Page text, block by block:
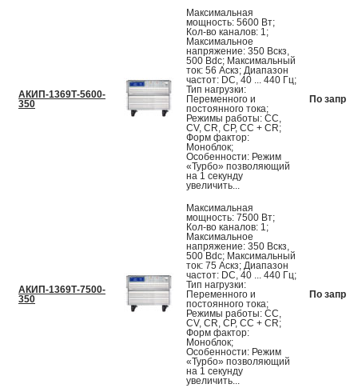
АКИП-1369Т-5600-
350
Максимальная
мощность: 5600 Вт;
Кол-во каналов: 1;
Максимальное
напряжение: 350 Вскз,
500 Вdc; Максимальный
ток: 56 Аскз; Диапазон
частот: DC, 40 ... 440 Гц;
Тип нагрузки:
Переменного и
постоянного тока;
Режимы работы: CC,
CV, CR, CP, CC + CR;
Форм фактор:
Моноблок;
Особенности: Режим
«Турбо» позволяющий
на 1 секунду
увеличить...
По
АКИП-1369Т-7500-
350
Максимальная
мощность: 7500 Вт;
Кол-во каналов: 1;
Максимальное
напряжение: 350 Вскз,
500 Вdc; Максимальный
ток: 75 Аскз; Диапазон
частот: DC, 40 ... 440 Гц;
Тип нагрузки:
Переменного и
постоянного тока;
Режимы работы: CC,
CV, CR, CP, CC + CR;
Форм фактор:
Моноблок;
Особенности: Режим
«Турбо» позволяющий
на 1 секунду
увеличить...
По